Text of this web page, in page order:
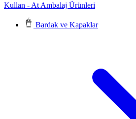
Kullan - At Ambalaj Ürünleri
Bardak ve Kapaklar